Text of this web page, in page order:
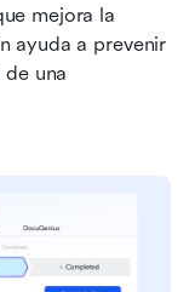
mejora la
ayuda a prevenir
una